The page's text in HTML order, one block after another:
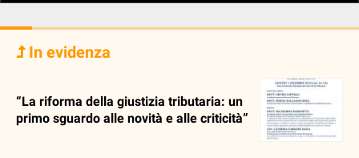
In evidenza
“La riforma della giustizia tributaria: un
primo sguardo alle novità e alle criticità”